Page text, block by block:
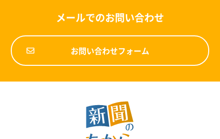
メールでのお問い合わせ
お問い合わせフォーム